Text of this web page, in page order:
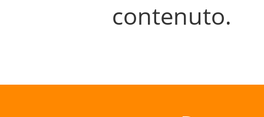
contenuto.